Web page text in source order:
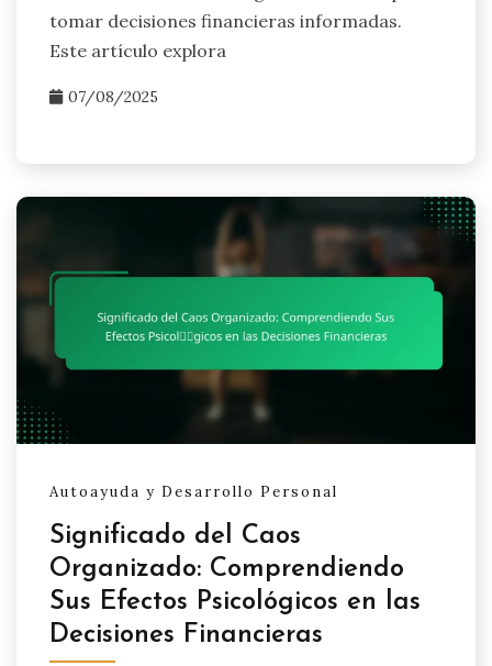
tomar decisiones financieras informadas.
Este artículo explora
07/08/2025
Autoayuda y Desarrollo Personal
Significado del Caos
Organizado: Comprendiendo
Sus Efectos Psicológicos en las
Decisiones Financieras